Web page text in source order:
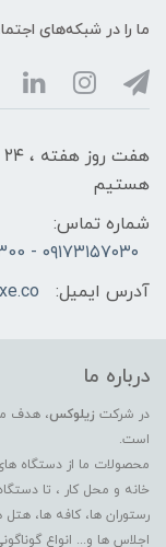
ما را در شبکه‌های
هستیم
شماره تماس:
۰۹۱۷۳۱۵۷۰۳۰ - 09129312300 - 07137742255
آدرس ایمیل:
درباره ما
در شرکت زیلوکس، هدف
است.
محصولات ما از دستگاه
خانه و محل کار ، تا
رستوران ها، کافه ها،
اجلاس ها و... انواع